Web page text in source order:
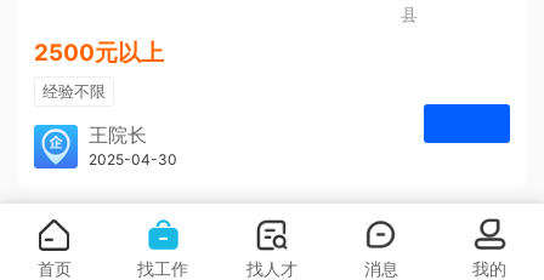
县
2500元以上
经验不限
学历不限
3人
王院长
凤冈安宁医院
2025-04-30
首页 找工作 找人才 消息 我的